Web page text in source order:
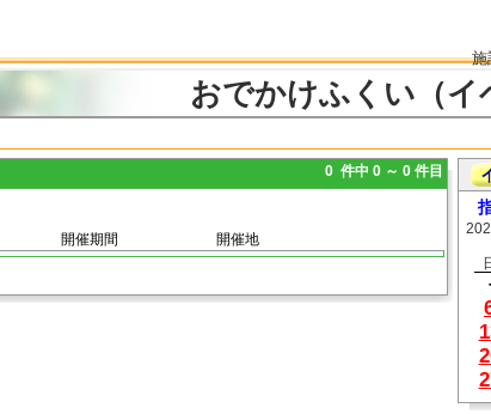
おでかけふくい（イ
0 件中 0 ～ 0 件目
開催期間 開催地
・